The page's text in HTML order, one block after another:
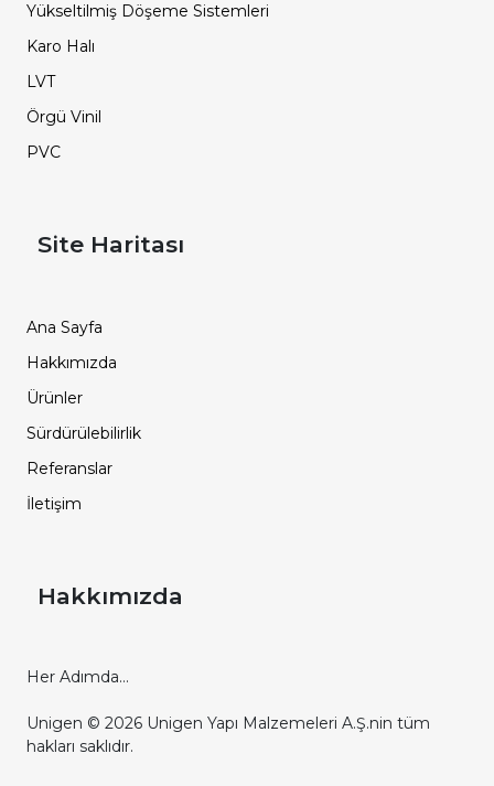
Yükseltilmiş Döşeme Sistemleri
Karo Halı
LVT
Örgü Vinil
PVC
Site Haritası
Ana Sayfa
Hakkımızda
Ürünler
Sürdürülebilirlik
Referanslar
İletişim
Hakkımızda
Her Adımda...
Unigen © 2026 Unigen Yapı Malzemeleri A.Ş.nin tüm
hakları saklıdır.